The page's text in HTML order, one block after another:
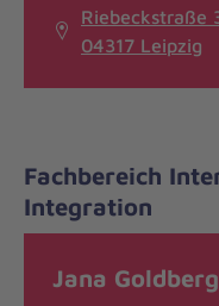
Riebeckstraße
04317 Leipzig
Fachbereich
Integration
Jana Goldberg